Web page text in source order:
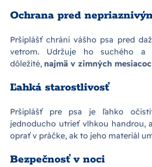
Ochrana pred
Pršiplášť chráni vášho psa pred
vetrom. Udržuje ho suchého
dôležité, najmä v zimných
Ľahká starostlivosť
Pršiplášť pre psa je ľahko
jednoducho utrieť vlhkou handrou,
oprať v práčke, ak to jeho materiál
Bezpečnosť v noci